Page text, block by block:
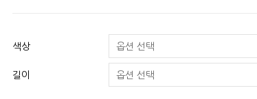
색상
길이